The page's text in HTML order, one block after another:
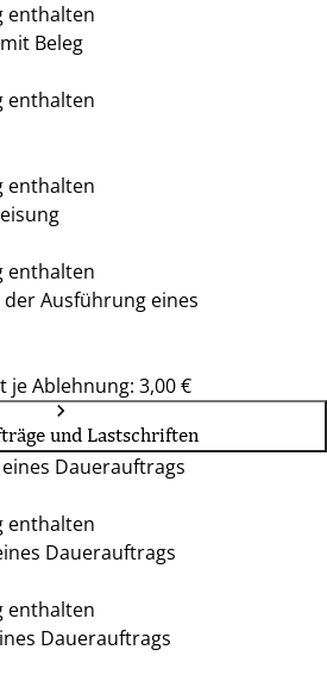
enthalten
Beleg
enthalten
enthalten
enthalten
Ausführung eines
je Ablehnung: 3,00 €
und Lastschriften
Dauerauftrags
enthalten
Dauerauftrags
enthalten
Dauerauftrags